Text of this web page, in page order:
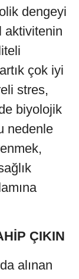
dengeyi
aktivitenin
çok iyi
stres,
biyolojik
nedenle
ÇIKIN
alınan